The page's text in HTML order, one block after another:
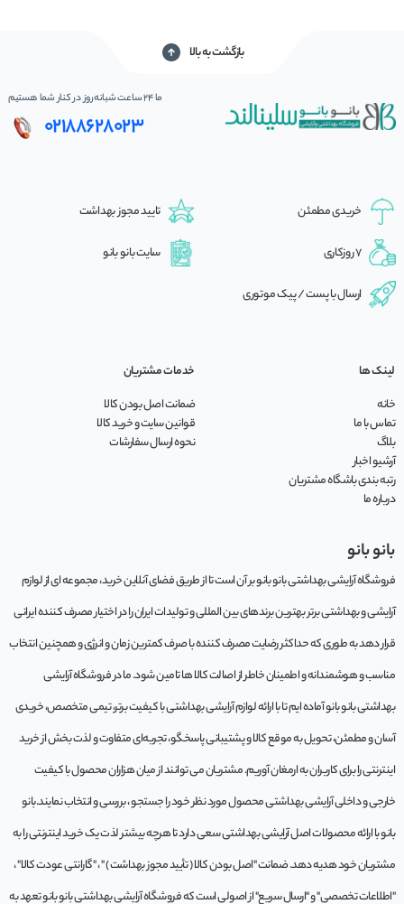
بازگشت به بالا
ما 24 ساعت شبانه‌روز در کنار شما هستیم
02188628023
خریدی مطمئن تایید مجوز بهداشت
7 روزکاری سایت بانو بانو
ارسال با پست / پیک موتوری
لینک ها
خانه
تماس با ما
بلاگ
آرشیو اخبار
رتبه بندی باشگاه مشتریان
درباره ما
خدمات مشتریان
ضمانت اصل بودن کالا
قوانین سایت و خرید کالا
نحوه ارسال سفارشات
بانو بانو
فروشگاه آرایشی بهداشتی بانو بانو بر آن است تا از طریق فضای آنلاین خرید، مجموعه‌ ای از لوازم
آرایشی و بهداشتی برتر بهترین برندهای بین المللی و تولیدات ایران را در اختیار مصرف کننده ایرانی
قرار دهد به طوری که حداکثر رضایت مصرف کننده با صرف کمترین زمان و انرژی و همچنین انتخاب
مناسب و هوشمندانه و اطمینان خاطر از اصالت کالا ها تامین شود. ما در فروشگاه آرایشی
بهداشتی بانو بانو آماده ایم تا با ارائه لوازم آرایشی بهداشتی با کیفیت برتر، تیمی متخصص، خریدی
آسان و مطمئن، تحویل به موقع کالا و پشتیبانی پاسخگو، تجربه‌ای متفاوت و لذت بخش از خرید
اینترنتی را برای کاربران به ارمغان آوریم. مشتريان می توانند از ميان هزاران محصول با کيفيت
خارجی و داخلی آرایشی بهداشتی محصول مورد نظر خود را جستجو ، بررسی و انتخاب نمايند.بانو
بانو با ارائه محصولات اصل آرایشی بهداشتی سعی دارد تا هرچه بیشتر لذت یک خرید اینترنتی را به
مشتریان خود هدیه دهد. ضمانت "اصل بودن کالا ( تأیید مجوز بهداشت ) " ، "گارانتی عودت کالا" ،
"اطلاعات تخصصی" و "ارسال سریع" از اصولی است که فروشگاه آرایشی بهداشتی بانو بانو تعهد به